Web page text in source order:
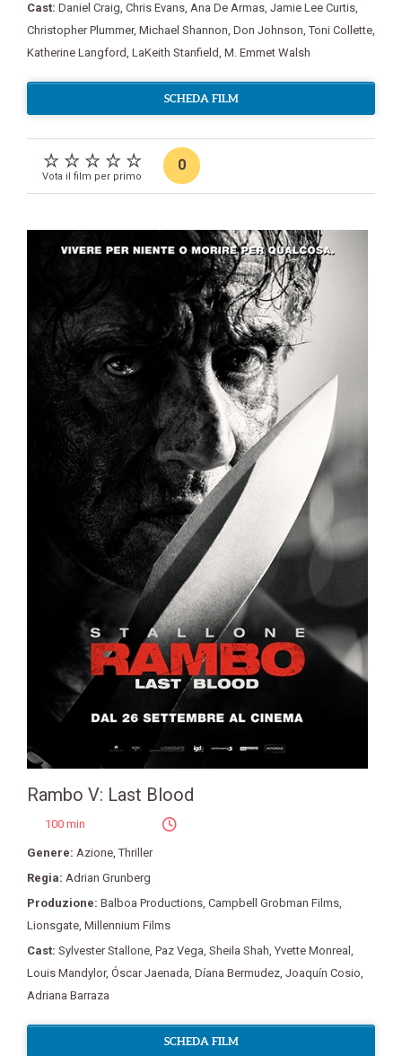
Cast: Daniel Craig, Chris Evans, Ana De Armas, Jamie Lee Curtis,
Christopher Plummer, Michael Shannon, Don Johnson,Toni Collette,
Katherine Langford, LaKeith Stanfield, M. Emmet Walsh
SCHEDA FILM
Vota il film per primo
0
Rambo V: Last Blood
100 min
Genere: Azione,Thriller
Regia: Adrian Grunberg
Produzione: Balboa Productions, Campbell Grobman Films,
Lionsgate, Millennium Films
Cast: Sylvester Stallone, Paz Vega, Sheila Shah, Yvette Monreal ,
Louis Mandylor, Óscar Jaenada, Díana Bermudez, Joaquín Cosio,
Adriana Barraza
SCHEDA FILM